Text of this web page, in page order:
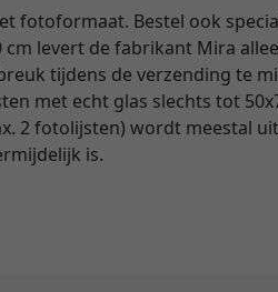
fotoformaat. Bestel ook
cm levert de fabrikant Mira
tijdens de verzending te
met echt glas slechts tot
2 fotolijsten) wordt meestal
is.